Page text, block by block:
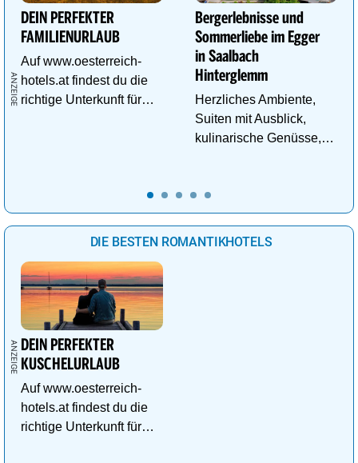
DEIN PERFEKTER
FAMILIENURLAUB
Auf www.oesterreich-
hotels.at findest du die
richtige Unterkunft für
Bergerlebnisse und
Sommerliebe im Egger
in Saalbach
Hinterglemm
Herzliches Ambiente,
Suiten mit Ausblick,
kulinarische Genüsse,
DIE BESTEN ROMANTIKHOTELS
DEIN PERFEKTER
KUSCHELURLAUB
Auf www.oesterreich-
hotels.at findest du die
richtige Unterkunft für